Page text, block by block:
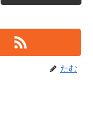
たむ